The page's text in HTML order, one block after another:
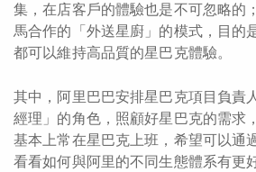
集，在店客戶的體驗也是不可忽略的
馬合作的「外送星廚」的模式，目的
都可以維持高品質的星巴克體驗。
其中，阿里巴巴安排星巴克項目負責
經理」的角色，照顧好星巴克的需求
基本上常在星巴克上班，希望可以通
看看如何與阿里的不同生態體系有更